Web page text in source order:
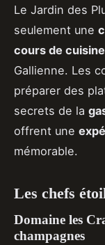
Le Jardin des
seulement une
cours de cuisine
Gallienne. Les
préparer des
secrets de la
offrent une
mémorable.
Les chefs
Domaine les
champagnes